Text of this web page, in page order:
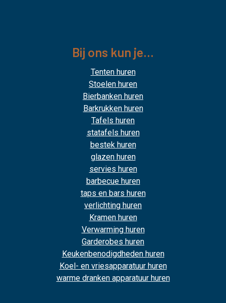
Bij ons kun je...
Tenten huren
Stoelen huren
Bierbanken huren
Barkrukken huren
Tafels huren
statafels huren
bestek huren
glazen huren
servies huren
barbecue huren
taps en bars huren
verlichting huren
Kramen huren
Verwarming huren
Garderobes huren
Keukenbenodigdheden huren
Koel- en vriesapparatuur huren
warme dranken apparatuur huren